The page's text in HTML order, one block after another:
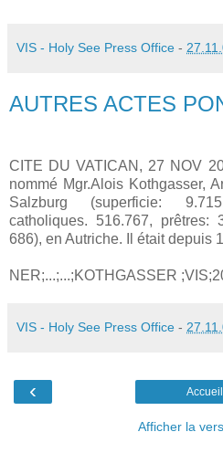
VIS - Holy See Press Office -
AUTRES ACTES
CITE DU VATICAN, 27 NOV
nommé Mgr.Alois Kothgasser,
Salzburg (superficie:
catholiques. 516.767, prêtres:
686), en Autriche. Il était depuis
NER;...;...;KOTHGASSER
VIS - Holy See Press Office -
‹ Accueil
Afficher la